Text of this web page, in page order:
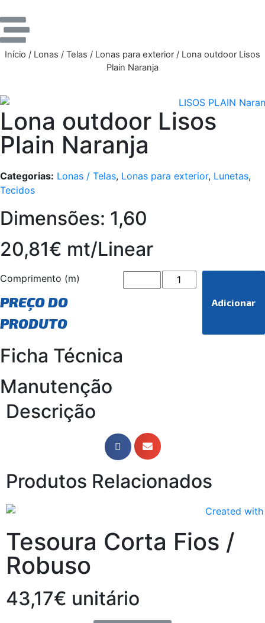
Início / Lonas / Telas / Lonas para exterior/ Lona outdoor Lisos
Plain Naranja
Lona outdoor Lisos
Plain Naranja
Categorias: Lonas / Telas, Lonas para exterior, Lunetas,
Tecidos
Dimensões: 1,60
20,81€ mt/Linear
Comprimento (m)
PREÇO DO
PRODUTO
Adicionar
Ficha Técnica
Manutenção
Descrição
Produtos Relacionados
Tesoura Corta Fios /
Robuso
43,17€ unitário